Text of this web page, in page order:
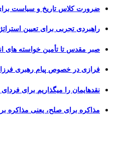
ضرورت کلاس تاریخ و سیاست
راهبردی تجربی برای تعیین
صبر مقدس تا تأمین خواسته های
فرازی در خصوص پیام رهبری
نقدهایمان را میگذاریم برای
مذاکره برای صلح، یعنی مذاکره